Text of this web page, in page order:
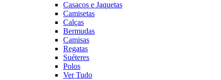
Casacos e Jaquetas
Camisetas
Calças
Bermudas
Camisas
Regatas
Suéteres
Polos
Ver Tudo